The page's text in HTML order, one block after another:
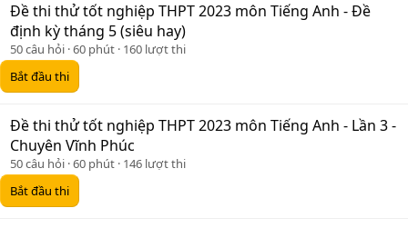
Đề thi thử tốt nghiệp THPT 2023 môn Tiếng Anh - Đề
định kỳ tháng 5 (siêu hay)
50 câu hỏi 60 phút 160 lượt thi
Bắt đầu thi
Đề thi thử tốt nghiệp THPT 2023 môn Tiếng Anh - Lần 3 -
Chuyên Vĩnh Phúc
50 câu hỏi 60 phút 146 lượt thi
Bắt đầu thi